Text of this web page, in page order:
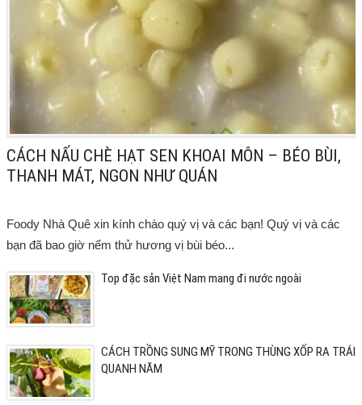
CÁCH NẤU CHÈ HẠT SEN KHOAI MÔN – BÉO BÙI,
THANH MÁT, NGON NHƯ QUÁN
Foody Nhà Quê xin kính chào quý vị và các bạn! Quý vị và các
bạn đã bao giờ nếm thử hương vị bùi béo...
Top đặc sản Việt Nam mang đi nước ngoài
CÁCH TRỒNG SUNG MỸ TRONG THÙNG XỐP RA TRÁI
QUANH NĂM